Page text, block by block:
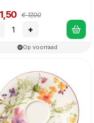
€ 17,00
+
Op voorraad